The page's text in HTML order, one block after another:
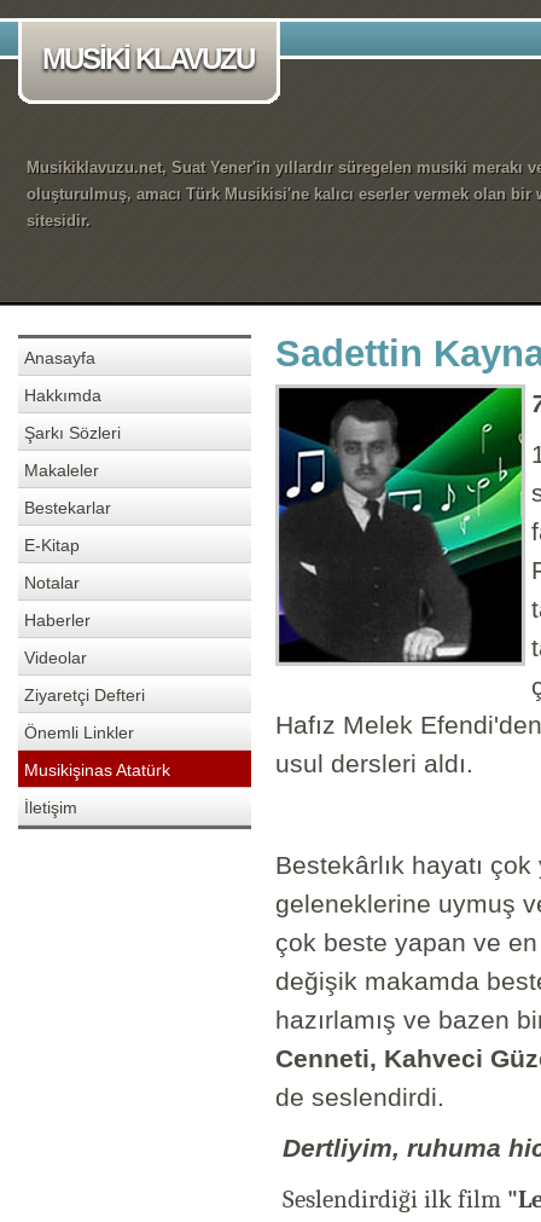
MUSİKİ KLAVUZU
Musikiklavuzu.net, Suat Yener'in yıllardır süregelen musiki merakı
oluşturulmuş, amacı Türk Musikisi'ne kalıcı eserler vermek olan bir
sitesidir.
Anasayfa
Hakkımda
Şarkı Sözleri
Makaleler
Bestekarlar
E-Kitap
Notalar
Haberler
Videolar
Ziyaretçi Defteri
Önemli Linkler
Musikişinas Atatürk
İletişim
Sadettin
Hafız Melek
usul dersleri aldı.
Bestekârlık hayatı
geleneklerine uymuş
çok beste yapan ve
değişik makamda
hazırlamış ve bazen
Cenneti, Kahveci
de seslendirdi.
Dertliyim, ruhuma
Seslendirdiği ilk film